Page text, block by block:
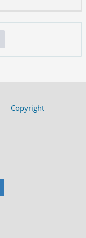
Copyright